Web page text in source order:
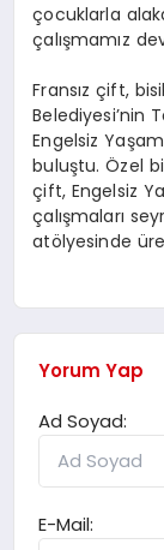
çocuklarla
çalışmamız
Fransız çift,
Belediyesi’nin
Engelsiz
buluştu. Özel
çift, Engelsiz
çalışmaları
atölyesinde
Yorum Yap
Ad Soyad:
E-Mail: